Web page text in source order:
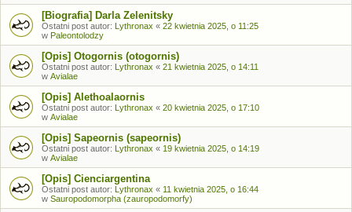
[Biografia] Darla Zelenitsky
Ostatni post autor: Lythronax « 22 kwietnia 2025, o 11:25
w Paleontolodzy
[Opis] Otogornis (otogornis)
Ostatni post autor: Lythronax « 21 kwietnia 2025, o 14:11
w Avialae
[Opis] Alethoalaornis
Ostatni post autor: Lythronax « 20 kwietnia 2025, o 17:10
w Avialae
[Opis] Sapeornis (sapeornis)
Ostatni post autor: Lythronax « 19 kwietnia 2025, o 14:19
w Avialae
[Opis] Cienciargentina
Ostatni post autor: Lythronax « 11 kwietnia 2025, o 16:44
w Sauropodomorpha (zauropodomorfy)